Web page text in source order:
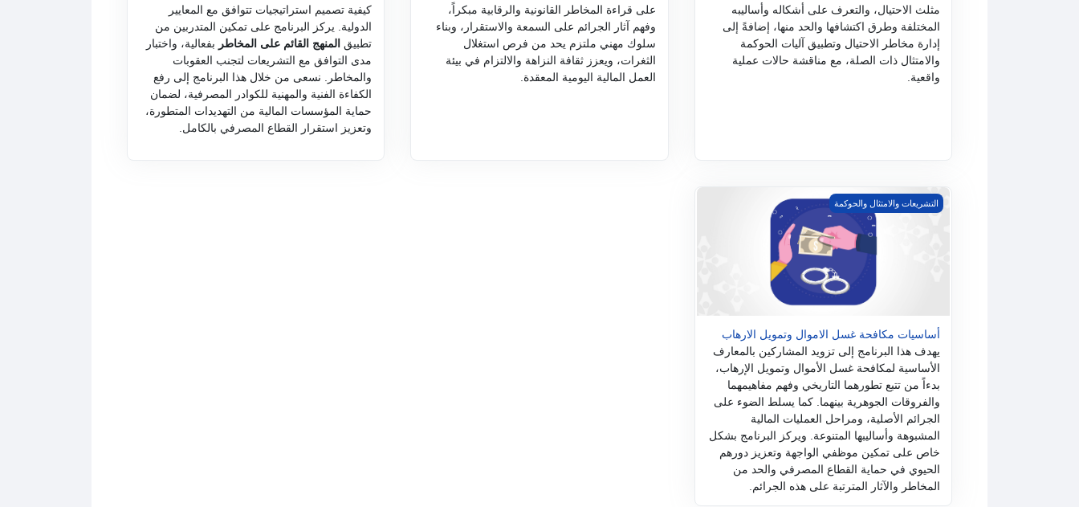
مثلث الاحتيال، والتعرف على أشكاله وأساليبه
المختلفة وطرق اكتشافها والحد منها، إضافةً إلى
إدارة مخاطر الاحتيال وتطبيق آليات الحوكمة
والامتثال ذات الصلة، مع مناقشة حالات عملية
واقعية.
على قراءة المخاطر القانونية والرقابية مبكراً،
وفهم آثار الجرائم على السمعة والاستقرار، وبناء
سلوك مهني ملتزم يحد من فرص استغلال
الثغرات، ويعزز ثقافة النزاهة والالتزام في بيئة
العمل المالية اليومية المعقدة.
كيفية تصميم استراتيجيات تتوافق مع المعايير
الدولية. يركز البرنامج على تمكين المتدربين من
تطبيق المنهج القائم على المخاطر بفعالية، واختبار
مدى التوافق مع التشريعات لتجنب العقوبات
والمخاطر . نسعى من خلال هذا البرنامج إلى رفع
الكفاءة الفنية والمهنية للكوادر المصرفية، لضمان
حماية المؤسسات المالية من التهديدات المتطورة،
وتعزيز استقرار القطاع المصرفي بالكامل.
أساسيات مكافحة غسل الاموال وتمويل الارهاب
التشريعات والامتثال والحوكمة
أساسيات مكافحة غسل الاموال وتمويل الارهاب
يهدف هذا البرنامج إلى تزويد المشاركين بالمعارف
الأساسية لمكافحة غسل الأموال وتمويل الإرهاب،
بدءاً من تتبع تطورهما التاريخي وفهم مفاهيمهما
والفروقات الجوهرية بينهما. كما يسلط الضوء على
الجرائم الأصلية، ومراحل العمليات المالية
المشبوهة وأساليبها المتنوعة. ويركز البرنامج بشكل
خاص على تمكين موظفي الواجهة وتعزيز دورهم
الحيوي في حماية القطاع المصرفي والحد من
المخاطر والآثار المترتبة على هذه الجرائم.